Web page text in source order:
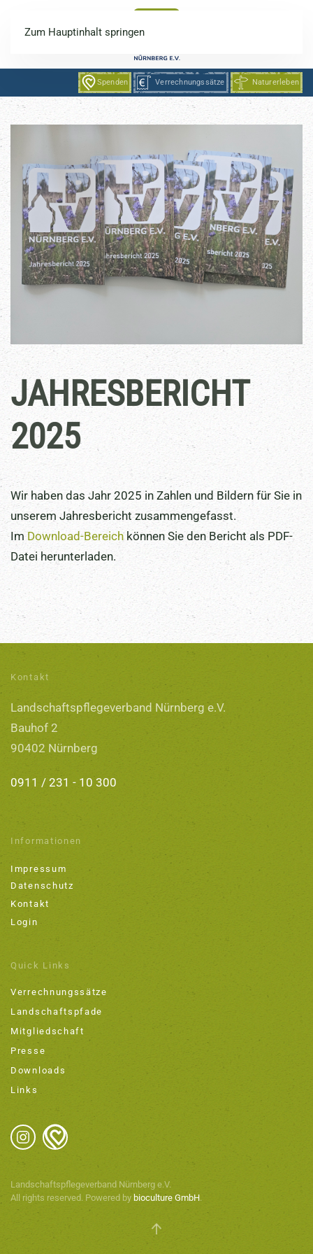
Zum Hauptinhalt springen
Spenden Verrechnungssätze Naturerleben
JAHRESBERICHT
2025
Wir haben das Jahr 2025 in Zahlen und Bildern für Sie in
unserem Jahresbericht zusammengefasst.
ImDownload-Bereichkönnen Sie den Bericht als PDF-
Datei herunterladen.
Kontakt
Landschaftspflegeverband Nürnberg e.V.
Bauhof 2
90402 Nürnberg
0911 / 231 - 10 300
Informationen
Impressum
Datenschutz
Kontakt
Login
Quick Links
Verrechnungssätze
Landschaftspfade
Mitgliedschaft
Presse
Downloads
Links
Landschaftspflegeverband Nürnberg e.V.
All rights reserved. Powered by bioculture GmbH.